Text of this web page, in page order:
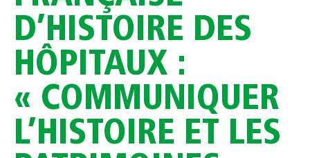
D’HISTOIRE DES
HÔPITAUX :
« COMMUNIQUER
L’HISTOIRE ET LES